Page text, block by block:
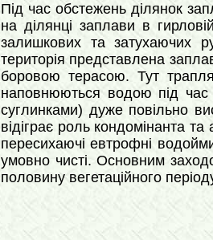
Під час обстежень ділянок
на ділянці заплави в
залишкових та затухаючих
територія представлена
боровою терасою. Тут
наповнюються водою під час
суглинками) дуже повільно
відіграє роль кондомінанта
пересихаючі евтрофні
умовно чисті. Основним
половину вегетаційного